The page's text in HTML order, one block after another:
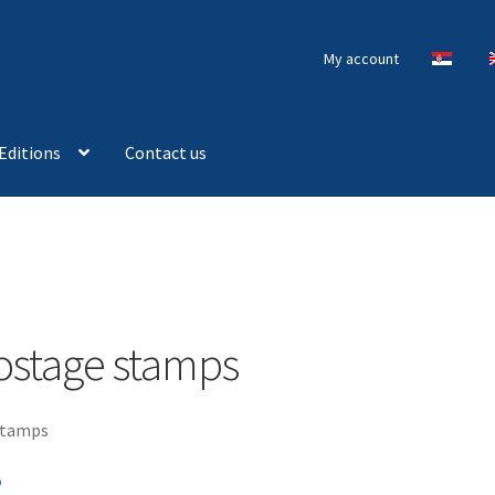
My account
Contact us
stamps